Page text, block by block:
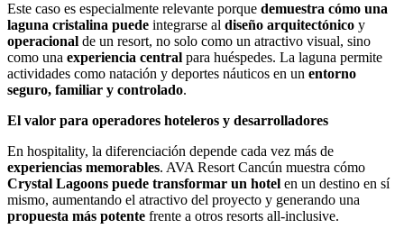
Este caso es especialmente relevante porque demuestra cómo una
laguna cristalina puede integrarse al diseño arquitectónico y
operacional de un resort, no solo como un atractivo visual, sino
como una experiencia central para huéspedes. La laguna permite
actividades como natación y deportes náuticos en un entorno
seguro, familiar y controlado.
El valor para operadores hoteleros y desarrolladores
En hospitality, la diferenciación depende cada vez más de
experiencias memorables. AVA Resort Cancún muestra cómo
Crystal Lagoons puede transformar un hotel en un destino en sí
mismo, aumentando el atractivo del proyecto y generando una
propuesta más potente frente a otros resorts all-inclusive.